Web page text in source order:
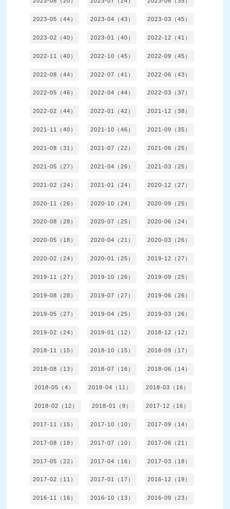
2023-05（44） 2023-04（43） 2023-03（45）
2023-02（40） 2023-01（40） 2022-12（41）
2022-11（40） 2022-10（45） 2022-09（45）
2022-08（44） 2022-07（41） 2022-06（43）
2022-05（46） 2022-04（44） 2022-03（37）
2022-02（44） 2022-01（42） 2021-12（38）
2021-11（40） 2021-10（46） 2021-09（35）
2021-08（31） 2021-07（22） 2021-06（25）
2021-05（27） 2021-04（26） 2021-03（25）
2021-02（24） 2021-01（24） 2020-12（27）
2020-11（26） 2020-10（24） 2020-09（25）
2020-08（28） 2020-07（25） 2020-06（24）
2020-05（18） 2020-04（21） 2020-03（26）
2020-02（24） 2020-01（25） 2019-12（27）
2019-11（27） 2019-10（26） 2019-09（25）
2019-08（28） 2019-07（27） 2019-06（26）
2019-05（27） 2019-04（25） 2019-03（26）
2019-02（24） 2019-01（12） 2018-12（12）
2018-11（15） 2018-10（15） 2018-09（17）
2018-08（13） 2018-07（16） 2018-06（14）
2018-05（4） 2018-04（11） 2018-03（16）
2018-02（12） 2018-01（9） 2017-12（16）
2017-11（15） 2017-10（10） 2017-09（14）
2017-08（18） 2017-07（10） 2017-06（21）
2017-05（22） 2017-04（16） 2017-03（18）
2017-02（11） 2017-01（17） 2016-12（19）
2016-11（16） 2016-10（13） 2016-09（23）